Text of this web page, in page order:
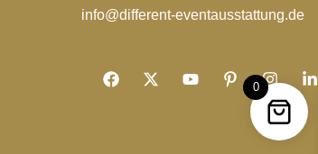
info@different-eventausstattung.de
0